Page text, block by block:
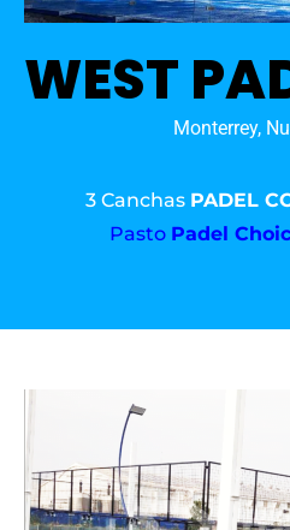
WEST
Monterrey,
3 Canchas PADEL
Pasto Padel